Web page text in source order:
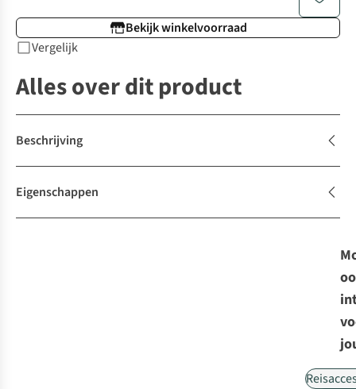
Bekijk winkelvoorraad
Vergelijk
Alles over dit product
Beschrijving
Eigenschappen